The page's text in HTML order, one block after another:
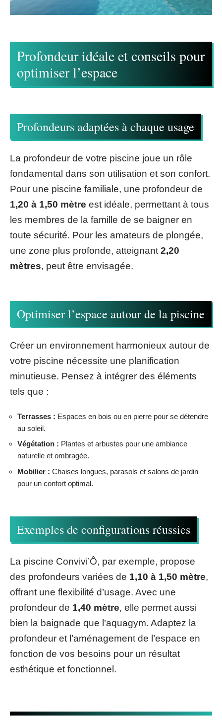
Profondeur idéale et conseils pour
optimiser l’espace
Profondeurs adaptées à chaque usage
La profondeur de votre piscine joue un rôle
fondamental dans son utilisation et son confort.
Pour une piscine familiale, une profondeur de
1,20 à 1,50 mètre est idéale, permettant à tous
les membres de la famille de se baigner en
toute sécurité. Pour les amateurs de plongée,
une zone plus profonde, atteignant 2,20
mètres, peut être envisagée.
Optimiser l’espace autour de la piscine
Créer un environnement harmonieux autour de
votre piscine nécessite une planification
minutieuse. Pensez à intégrer des éléments
tels que :
Terrasses : Espaces en bois ou en pierre pour se détendre
au soleil.
Végétation : Plantes et arbustes pour une ambiance
naturelle et ombragée.
Mobilier : Chaises longues, parasols et salons de jardin
pour un confort optimal.
Exemples de configurations réussies
La piscine Convivi’Ô, par exemple, propose
des profondeurs variées de 1,10 à 1,50 mètre,
offrant une flexibilité d’usage. Avec une
profondeur de 1,40 mètre, elle permet aussi
bien la baignade que l’aquagym. Adaptez la
profondeur et l’aménagement de l’espace en
fonction de vos besoins pour un résultat
esthétique et fonctionnel.